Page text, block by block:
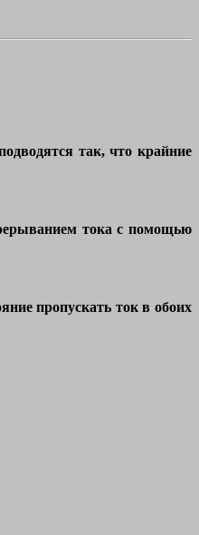
так, что крайние
тока с помощью
пропускать ток в обоих